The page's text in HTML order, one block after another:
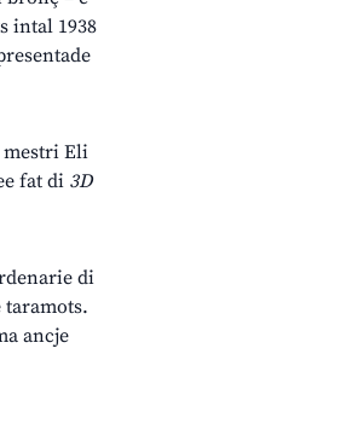
intal 1938
mestri Eli
fat di 3D
di
ancje